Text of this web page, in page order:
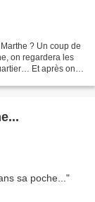
? Un coup de
on regardera les
Et après on